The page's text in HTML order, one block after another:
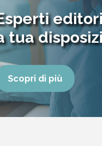
tua
Scopri di più